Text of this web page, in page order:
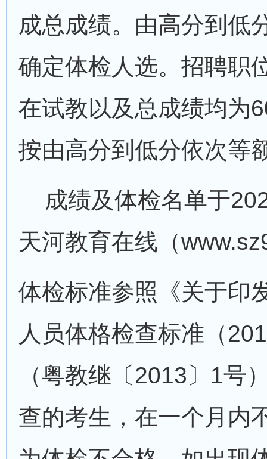
成总成绩。由高分到低
确定体检人选。招聘职
在试教以及总成绩均为
按由高分到低分依次等
成绩及体检名单于
天河教育在线（
体检标准参照《关于印
人员体格检查标准（
（粤教继〔2013〕1号
查的考生，在一个月内